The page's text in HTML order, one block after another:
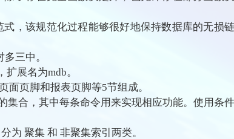
，该规范化过程能够很好地保持数据库的无损链
三中。
展名为mdb。
面页脚和报表页脚等5节组成。
集合，其中每条命令用来实现相应功能。使用条件
为 聚集 和 非聚集索引两类。